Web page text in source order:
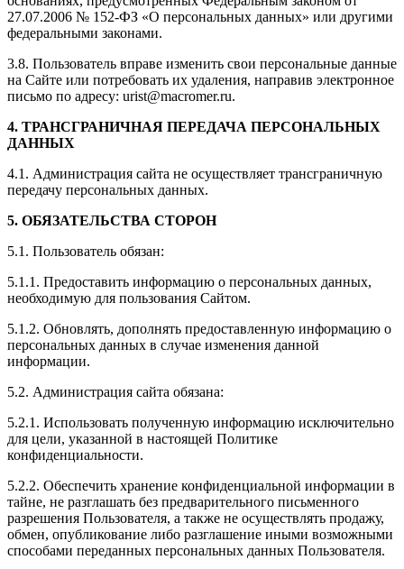
27.07.2006 № 152-ФЗ «О персональных данных» или другими
федеральными законами.
3.8. Пользователь вправе изменить свои персональные данные
на Сайте или потребовать их удаления, направив электронное
письмо по адресу: urist@macromer.ru.
4. ТРАНСГРАНИЧНАЯ ПЕРЕДАЧА ПЕРСОНАЛЬНЫХ
ДАННЫХ
4.1. Администрация сайта не осуществляет трансграничную
передачу персональных данных.
5. ОБЯЗАТЕЛЬСТВА СТОРОН
5.1. Пользователь обязан:
5.1.1. Предоставить информацию о персональных данных,
необходимую для пользования Сайтом.
5.1.2. Обновлять, дополнять предоставленную информацию о
персональных данных в случае изменения данной
информации.
5.2. Администрация сайта обязана:
5.2.1. Использовать полученную информацию исключительно
для цели, указанной в настоящей Политике
конфиденциальности.
5.2.2. Обеспечить хранение конфиденциальной информации в
тайне, не разглашать без предварительного письменного
разрешения Пользователя, а также не осуществлять продажу,
обмен, опубликование либо разглашение иными возможными
способами переданных персональных данных Пользователя.